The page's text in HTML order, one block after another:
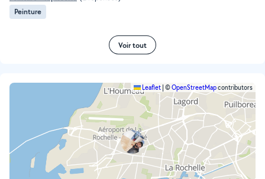
Peinture
Voir tout
Leaflet ©OpenStreetMapcontributors